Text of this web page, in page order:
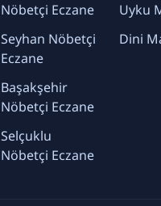
Nöbetçi Eczane
Seyhan Nöbetçi
Eczane
Başakşehir
Nöbetçi Eczane
Selçuklu
Nöbetçi Eczane
Uyku
Dini